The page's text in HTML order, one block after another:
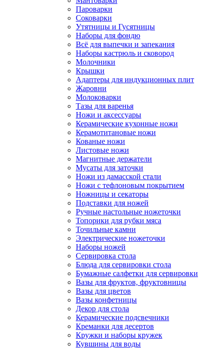
Пароварки
Соковарки
Утятницы и Гусятницы
Наборы для фондю
Всё для выпечки и запекания
Наборы кастрюль и сковород
Молочники
Крышки
Адаптеры для индукционных плит
Жаровни
Молоковарки
Тазы для варенья
Ножи и аксессуары
Керамические кухонные ножи
Керамотитановые ножи
Кованые ножи
Листовые ножи
Магнитные держатели
Мусаты для заточки
Ножи из дамасской стали
Ножи с тефлоновым покрытием
Ножницы и секаторы
Подставки для ножей
Ручные настольные ножеточки
Топорики для рубки мяса
Точильные камни
Электрические ножеточки
Наборы ножей
Сервировка стола
Блюда для сервировки стола
Бумажные салфетки для сервировки
Вазы для фруктов, фруктовницы
Вазы для цветов
Вазы конфетницы
Декор для стола
Керамические подсвечники
Креманки для десертов
Кружки и наборы кружек
Кувшины для воды